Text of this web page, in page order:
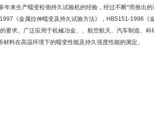
年来生产蠕变松弛持久试验机的经验，经过不断*而推出的
《金属拉伸蠕变及持久试验方法》，HB5151-1996《
要求。广泛应用于机械冶金、、航空航天、汽车制造、科
料在高温环境下的蠕变性能及持久强度性能的测定。